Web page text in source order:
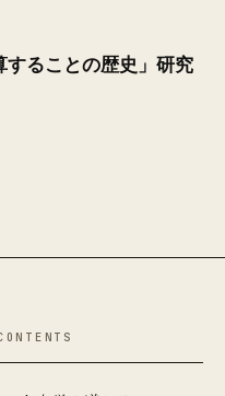
することの歴史」研究